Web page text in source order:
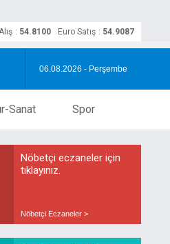
: 54.8100 Euro Satış : 54.9087
06.08.2026 - Perşembe
Sanat Spor
Nöbetçi eczaneler için
tıklayınız.
Nöbetçi Eczaneler >